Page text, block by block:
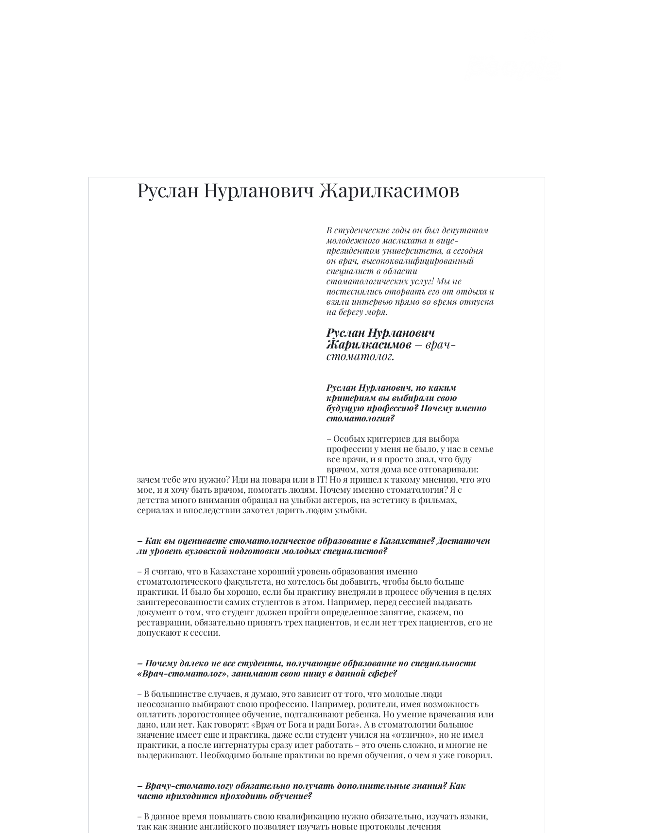
Руслан Нурланович Жарилкасимов
В студенческие годы он был депутатом
молодежного маслихата и вице-
президентом университета, а сегодня
он врач, высококвалифицированный
специалист в области
стоматологических услуг! Мы не
постеснялись оторвать его от отдыха и
взяли интервью прямо во время отпуска
на берегу моря.
Руслан Нурланович
Жарилкасимов – врач-
стоматолог.
Руслан Нурланович, по каким
критериям вы выбирали свою
будущую профессию? Почему именно
стоматология?
– Особых критериев для выбора
профессии у меня не было, у нас в семье
все врачи, и я просто знал, что буду
врачом, хотя дома все отговаривали:
зачем тебе это нужно? Иди на повара или в IT! Но я пришел к такому мнению, что это
мое, и я хочу быть врачом, помогать людям. Почему именно стоматология? Я с
детства много внимания обращал на улыбки актеров, на эстетику в фильмах,
сериалах и впоследствии захотел дарить людям улыбки.
– Как вы оцениваете стоматологическое образование в Казахстане? Достаточен
ли уровень вузовской подготовки молодых специалистов?
– Я считаю, что в Казахстане хороший уровень образования именно
стоматологического факультета, но хотелось бы добавить, чтобы было больше
практики. И было бы хорошо, если бы практику внедряли в процесс обучения в целях
заинтересованности самих студентов в этом. Например, перед сессией выдавать
документ о том, что студент должен пройти определенное занятие, скажем, по
реставрации, обязательно принять трех пациентов, и если нет трех пациентов, его не
допускают к сессии.
– Почему далеко не все студенты, получающие образование по специальности
«Врач-стоматолог», занимают свою нишу в данной сфере?
– В большинстве случаев, я думаю, это зависит от того, что молодые люди
неосознанно выбирают свою профессию. Например, родители, имея возможность
оплатить дорогостоящее обучение, подталкивают ребенка. Но умение врачевания или
дано, или нет. Как говорят: «Врач от Бога и ради Бога». А в стоматологии большое
значение имеет еще и практика, даже если студент учился на «отлично», но не имел
практики, а после интернатуры сразу идет работать – это очень сложно, и многие не
выдерживают. Необходимо больше практики во время обучения, о чем я уже говорил.
– Врачу-стоматологу обязательно получать дополнительные знания? Как
часто приходится проходить обучение?
– В данное время повышать свою квалификацию нужно обязательно, изучать языки,
так как знание английского позволяет изучать новые протоколы лечения